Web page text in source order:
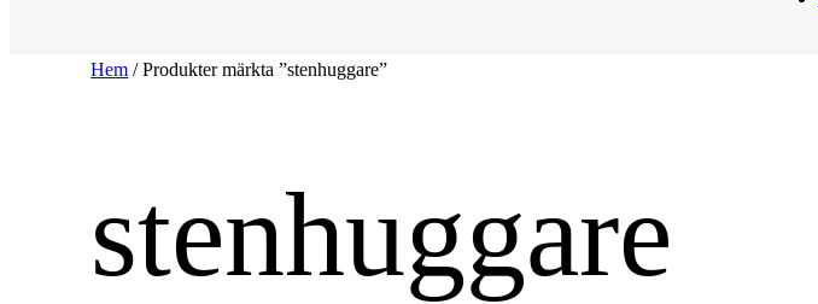
Hem / Produkter märkta ”stenhuggare”
stenhuggare